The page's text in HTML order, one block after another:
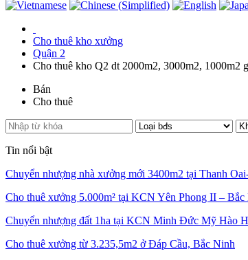
Cho thuê kho xưởng
Quận 2
Cho thuê kho Q2 dt 2000m2, 3000m2, 1000m2
Bán
Cho thuê
Tin nổi bật
Chuyển nhượng nhà xưởng mới 3400m2 tại Thanh
Cho thuê xưởng 5.000m² tại KCN Yên Phong II – Bắc
Chuyển nhượng đất 1ha tại KCN Minh Đức Mỹ Hào
Cho thuê xưởng từ 3.235,5m2 ở Đáp Cầu, Bắc Ninh